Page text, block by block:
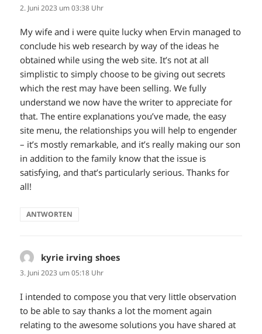
2. Juni 2023 um 03:38 Uhr
My wife and i were quite lucky when Ervin managed to
conclude his web research by way of the ideas he
obtained while using the web site. It’s not at all
simplistic to simply choose to be giving out secrets
which the rest may have been selling. We fully
understand we now have the writer to appreciate for
that. The entire explanations you’ve made, the easy
site menu, the relationships you will help to engender
– it’s mostly remarkable, and it’s really making our son
in addition to the family know that the issue is
satisfying, and that’s particularly serious. Thanks for
all!
ANTWORTEN
kyrie irving shoes
3. Juni 2023 um 05:18 Uhr
I intended to compose you that very little observation
to be able to say thanks a lot the moment again
relating to the awesome solutions you have shared at